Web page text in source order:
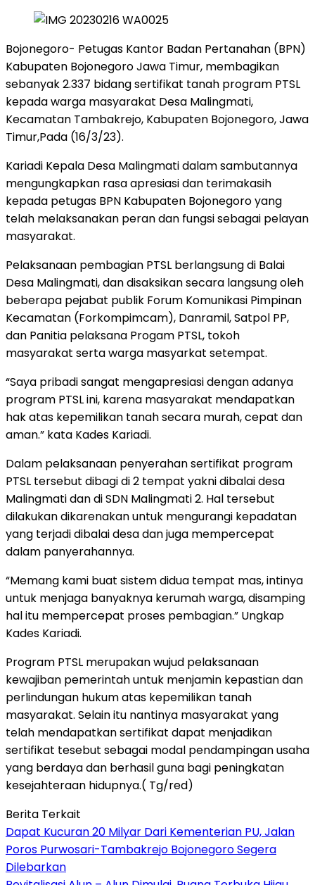
Bojonegoro- Petugas Kantor Badan Pertanahan (BPN)
Kabupaten Bojonegoro Jawa Timur, membagikan
sebanyak 2.337 bidang sertifikat tanah program PTSL
kepada warga masyarakat Desa Malingmati,
Kecamatan Tambakrejo, Kabupaten Bojonegoro, Jawa
Timur,Pada (16/3/23).
Kariadi Kepala Desa Malingmati dalam sambutannya
mengungkapkan rasa apresiasi dan terimakasih
kepada petugas BPN Kabupaten Bojonegoro yang
telah melaksanakan peran dan fungsi sebagai pelayan
masyarakat.
Pelaksanaan pembagian PTSL berlangsung di Balai
Desa Malingmati, dan disaksikan secara langsung oleh
beberapa pejabat publik Forum Komunikasi Pimpinan
Kecamatan (Forkompimcam), Danramil, Satpol PP,
dan Panitia pelaksana Progam PTSL, tokoh
masyarakat serta warga masyarkat setempat.
“Saya pribadi sangat mengapresiasi dengan adanya
program PTSL ini, karena masyarakat mendapatkan
hak atas kepemilikan tanah secara murah, cepat dan
aman.” kata Kades Kariadi.
Dalam pelaksanaan penyerahan sertifikat program
PTSL tersebut dibagi di 2 tempat yakni dibalai desa
Malingmati dan di SDN Malingmati 2. Hal tersebut
dilakukan dikarenakan untuk mengurangi kepadatan
yang terjadi dibalai desa dan juga mempercepat
dalam panyerahannya.
“Memang kami buat sistem didua tempat mas, intinya
untuk menjaga banyaknya kerumah warga, disamping
hal itu mempercepat proses pembagian.” Ungkap
Kades Kariadi.
Program PTSL merupakan wujud pelaksanaan
kewajiban pemerintah untuk menjamin kepastian dan
perlindungan hukum atas kepemilikan tanah
masyarakat. Selain itu nantinya masyarakat yang
telah mendapatkan sertifikat dapat menjadikan
sertifikat tesebut sebagai modal pendampingan usaha
yang berdaya dan berhasil guna bagi peningkatan
kesejahteraan hidupnya.( Tg/red)
Berita Terkait
Dapat Kucuran 20 Milyar Dari Kementerian PU, Jalan
Poros Purwosari-Tambakrejo Bojonegoro Segera
Dilebarkan